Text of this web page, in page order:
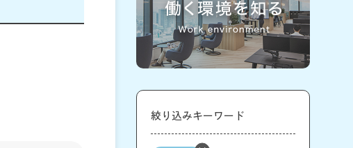
絞り込みキーワード